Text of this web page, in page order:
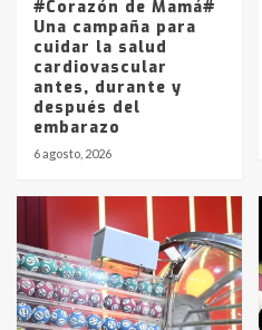
#Corazón de Mamá#
Una campaña para
cuidar la salud
cardiovascular
antes, durante y
después del
embarazo
6 agosto, 2026